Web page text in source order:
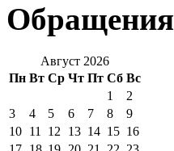
Обращения
Август 2026
Пн Вт Ср Чт Пт Сб Вс
1
2
3
4 5 6 7 8
9
10 11 12 13 14 15 16